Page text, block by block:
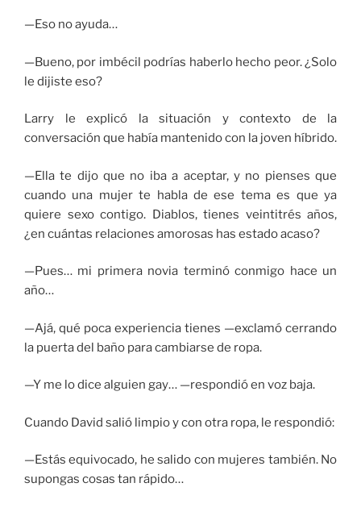
—Eso no ayuda…
—Bueno, por imbécil podrías haberlo hecho peor. ¿Solo
le dijiste eso?
Larry le explicó la situación y contexto de la
conversación que había mantenido con la joven híbrido.
—Ella te dijo que no iba a aceptar, y no pienses que
cuando una mujer te habla de ese tema es que ya
quiere sexo contigo. Diablos, tienes veintitrés años,
¿en cuántas relaciones amorosas has estado acaso?
—Pues… mi primera novia terminó conmigo hace un
año…
—Ajá, qué poca experiencia tienes —exclamó cerrando
la puerta del baño para cambiarse de ropa.
—Y me lo dice alguien gay… —respondió en voz baja.
Cuando David salió limpio y con otra ropa, le respondió:
—Estás equivocado, he salido con mujeres también. No
supongas cosas tan rápido…